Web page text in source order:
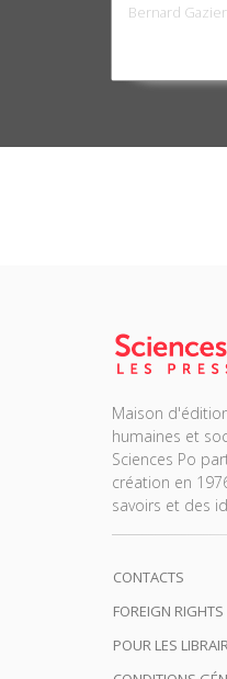
Bernard
Maison
humaines et
Sciences Po
création en
savoirs et des
CONTACTS
FOREIGN RIGHTS
POUR LES